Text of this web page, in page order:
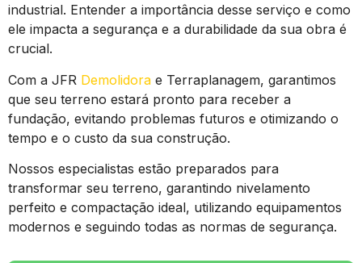
industrial. Entender a importância desse serviço e como
ele impacta a segurança e a durabilidade da sua obra é
crucial.
Com a JFR Demolidora e Terraplanagem, garantimos
que seu terreno estará pronto para receber a
fundação, evitando problemas futuros e otimizando o
tempo e o custo da sua construção.
Nossos especialistas estão preparados para
transformar seu terreno, garantindo nivelamento
perfeito e compactação ideal, utilizando equipamentos
modernos e seguindo todas as normas de segurança.